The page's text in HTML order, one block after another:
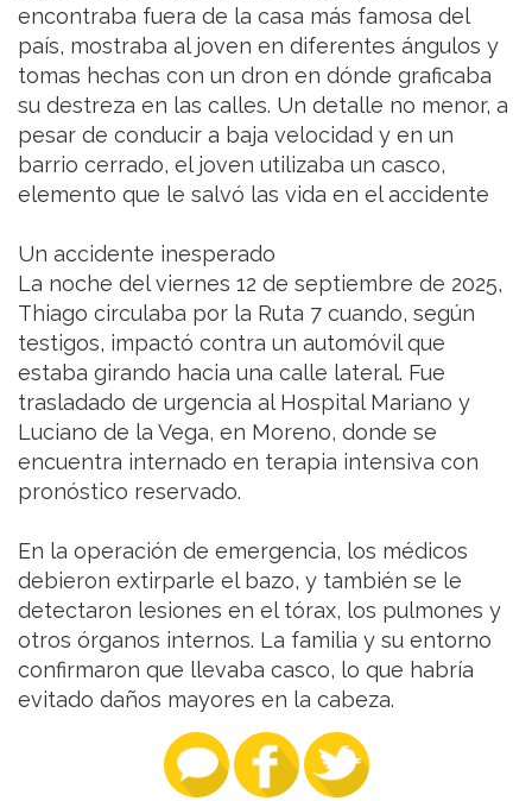
encontraba fuera de la casa más famosa del
país, mostraba al joven en diferentes ángulos y
tomas hechas con un dron en dónde graficaba
su destreza en las calles. Un detalle no menor, a
pesar de conducir a baja velocidad y en un
barrio cerrado, el joven utilizaba un casco,
elemento que le salvó las vida en el accidente
Un accidente inesperado
La noche del viernes 12 de septiembre de 2025,
Thiago circulaba por la Ruta 7 cuando, según
testigos, impactó contra un automóvil que
estaba girando hacia una calle lateral. Fue
trasladado de urgencia al Hospital Mariano y
Luciano de la Vega, en Moreno, donde se
encuentra internado en terapia intensiva con
pronóstico reservado.
En la operación de emergencia, los médicos
debieron extirparle el bazo, y también se le
detectaron lesiones en el tórax, los pulmones y
otros órganos internos. La familia y su entorno
confirmaron que llevaba casco, lo que habría
evitado daños mayores en la cabeza.